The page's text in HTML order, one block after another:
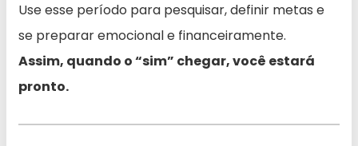
Use esse período para pesquisar, definir metas e
se preparar emocional e financeiramente.
Assim, quando o “sim” chegar, você estará
pronto.